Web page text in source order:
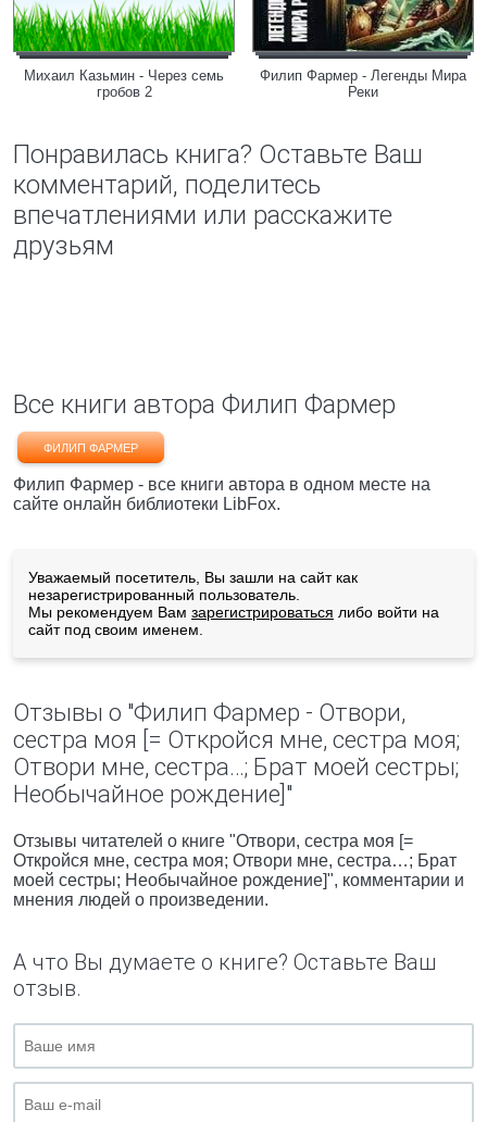
Михаил Казьмин - Через семь
гробов 2
Филип Фармер - Легенды Мира
Реки
Понравилась книга? Оставьте Ваш
комментарий, поделитесь
впечатлениями или расскажите
друзьям
Все книги автора Филип Фармер
ФИЛИП ФАРМЕР
Филип Фармер - все книги автора в одном месте на
сайте онлайн библиотеки LibFox.
Уважаемый посетитель, Вы зашли на сайт как
незарегистрированный пользователь.
Мы рекомендуем Вам зарегистрироваться либо войти на
сайт под своим именем.
Отзывы о "Филип Фармер - Отвори,
сестра моя [= Откройся мне, сестра моя;
Отвори мне, сестра…; Брат моей сестры;
Необычайное рождение]"
Отзывы читателей о книге "Отвори, сестра моя [=
Откройся мне, сестра моя; Отвори мне, сестра…; Брат
моей сестры; Необычайное рождение]", комментарии и
мнения людей о произведении.
А что Вы думаете о книге? Оставьте Ваш
отзыв.